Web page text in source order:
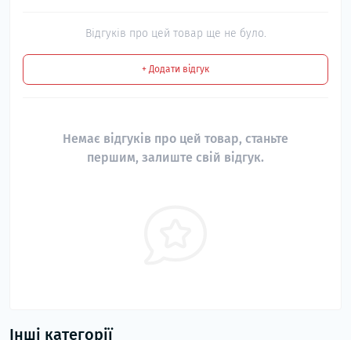
Відгуків про цей товар ще не було.
+ Додати відгук
Немає відгуків про цей товар, станьте
першим, залиште свій відгук.
Інші категорії